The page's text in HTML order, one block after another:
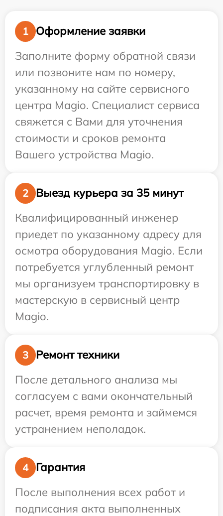
1
Оформление заявки
Заполните форму обратной связи
или позвоните нам по номеру,
указанному на сайте сервисного
центра Magio. Специалист сервиса
свяжется с Вами для уточнения
стоимости и сроков ремонта
Вашего устройства Magio.
2
Выезд курьера за 35 минут
Квалифицированный инженер
приедет по указанному адресу для
осмотра оборудования Magio. Если
потребуется углубленный ремонт
мы организуем транспортировку в
мастерскую в сервисный центр
Magio.
3
Ремонт техники
После детального анализа мы
согласуем с вами окончательный
расчет, время ремонта и займемся
устранением неполадок.
4
Гарантия
После выполнения всех работ и
подписания акта выполненных